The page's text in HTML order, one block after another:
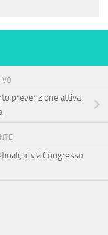
prevenzione attiva
al via Congresso